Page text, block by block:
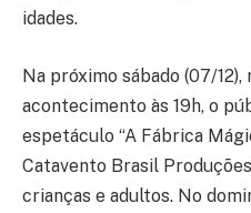
idades.
Na próximo sábado (07/12),
acontecimento às 19h, o
espetáculo “A Fábrica
Catavento Brasil
crianças e adultos. No